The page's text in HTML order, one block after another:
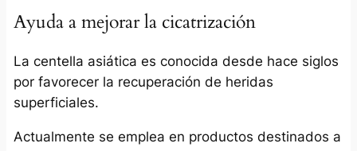
Ayuda a mejorar la cicatrización
La centella asiática es conocida desde hace siglos
por favorecer la recuperación de heridas
superficiales.
Actualmente se emplea en productos destinados a